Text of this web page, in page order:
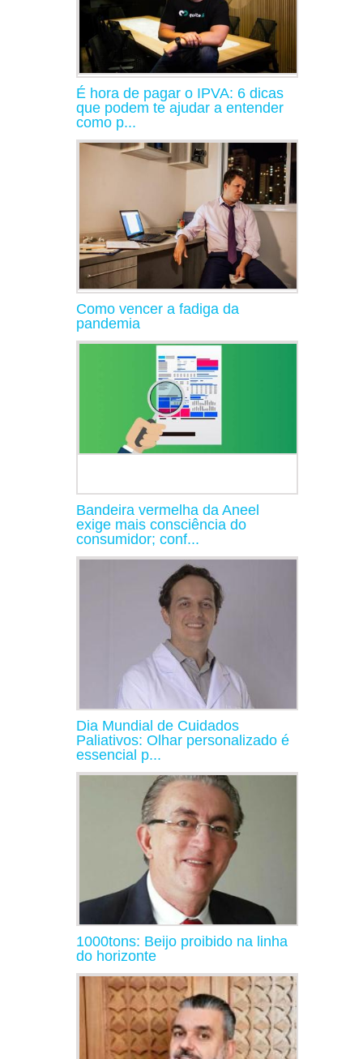
É hora de pagar o IPVA: 6 dicas
que podem te ajudar a entender
como p...
Como vencer a fadiga da
pandemia
Bandeira vermelha da Aneel
exige mais consciência do
consumidor; conf...
Dia Mundial de Cuidados
Paliativos: Olhar personalizado é
essencial p...
1000tons: Beijo proibido na linha
do horizonte